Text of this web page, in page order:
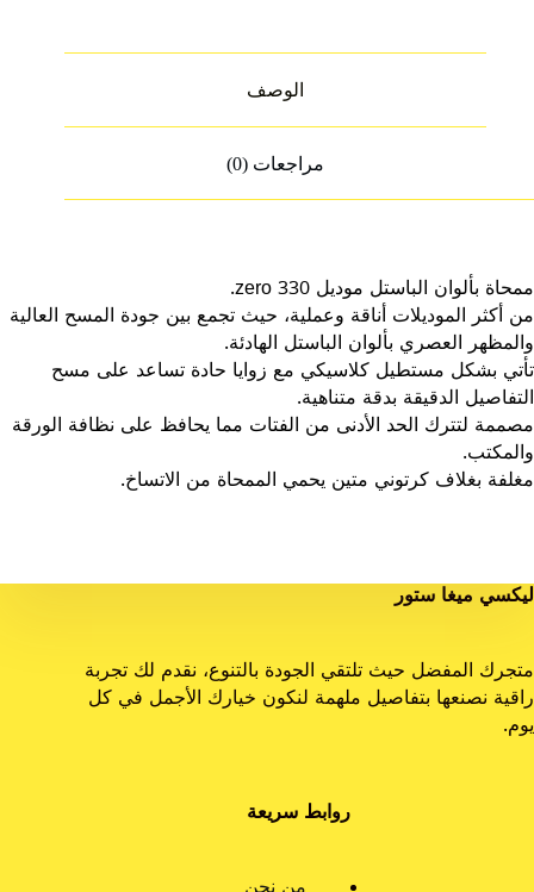
الوصف
مراجعات (0)
ممحاة بألوان الباستل موديل 330 zero.
من أكثر الموديلات أناقة وعملية، حيث تجمع بين جودة المسح العالية
والمظهر العصري بألوان الباستل الهادئة.
تأتي بشكل مستطيل كلاسيكي مع زوايا حادة تساعد على مسح
التفاصيل الدقيقة بدقة متناهية.
مصممة لتترك الحد الأدنى من الفتات مما يحافظ على نظافة الورقة
والمكتب.
مغلفة بغلاف كرتوني متين يحمي الممحاة من الاتساخ.
ليكسي ميغا ستور
متجرك المفضل حيث تلتقي الجودة بالتنوع، نقدم لك تجربة
راقية نصنعها بتفاصيل ملهمة لنكون خيارك الأجمل في كل
يوم.
روابط سريعة